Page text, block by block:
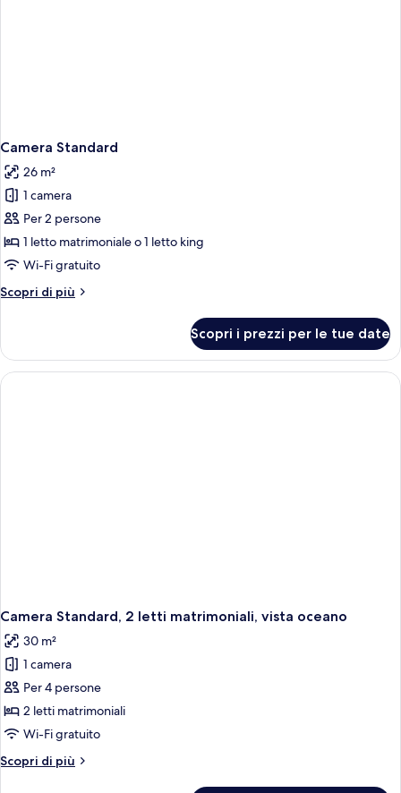
Camera Standard
26 m²
1 camera
Per 2 persone
1 letto matrimoniale o 1 letto king
Wi-Fi gratuito
Scopri di più
Altri
Standard
Scopri i prezzi per le tue date
Camera Standard, 2 letti matrimoniali, vista oceano
30 m²
1 camera
Per 4 persone
2 letti matrimoniali
Wi-Fi gratuito
Scopri di più
Altri